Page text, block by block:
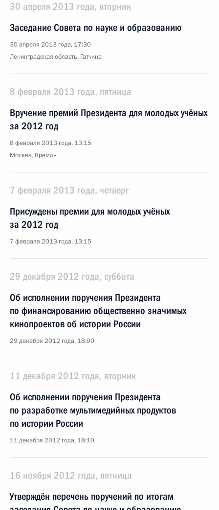
30 апреля 2013 года, вторник
Заседание Совета по науке и образованию
30 апреля 2013 года, 17:30
Ленинградская область, Гатчина
8 февраля 2013 года, пятница
Вручение премий Президента для молодых учёных
за 2012 год
8 февраля 2013 года, 13:15
Москва, Кремль
7 февраля 2013 года, четверг
Присуждены премии для молодых учёных
за 2012 год
7 февраля 2013 года, 13:15
29 декабря 2012 года, суббота
Об исполнении поручения Президента
по финансированию общественно значимых
кинопроектов об истории России
29 декабря 2012 года, 18:00
11 декабря 2012 года, вторник
Об исполнении поручения Президента
по разработке мультимедийных продуктов
по истории России
11 декабря 2012 года, 18:10
16 ноября 2012 года, пятница
Утверждён перечень поручений по итогам